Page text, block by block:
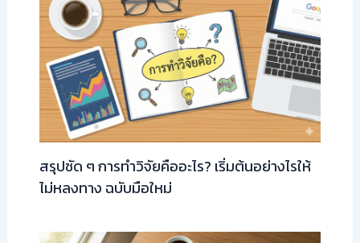
สรุปชัด ๆ การทำวิจัยคืออะไร? เริ่มต้นอย่างไรให้
ไม่หลงทาง ฉบับมือใหม่